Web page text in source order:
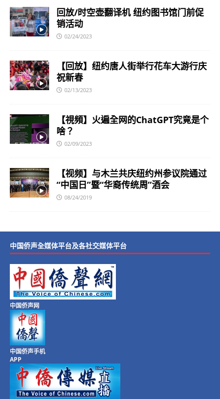
回放/时空壶翻译机 纽约图书馆门前促
销活动
02/24/2023
【回放】纽约唐人街举行花车大游行庆
祝新春
02/13/2023
【視頻】火遍全网的ChatGPT究竟是个
啥？
02/09/2023
【视频】与木兰共庆纽约州参议院通过
“中国日”暨“华裔传统周”酒会
08/24/2019
中国侨声全媒体平台及各社交媒体平台
中国侨声网
中国侨声手机
APP